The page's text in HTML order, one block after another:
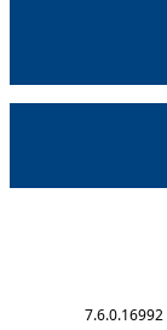
7.6.0.16992